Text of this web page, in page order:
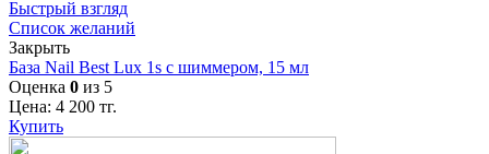
Быстрый взгляд
Список желаний
Закрыть
База Nail Best Lux 1s с шиммером, 15 мл
Оценка 0 из 5
Цена: 4 200 тг.
Купить